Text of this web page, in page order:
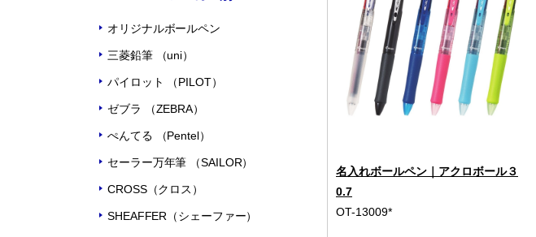
オリジナルボールペン
三菱鉛筆 （uni）
パイロット （PILOT）
ゼブラ （ZEBRA）
ぺんてる （Pentel）
セーラー万年筆 （SAILOR）
CROSS（クロス）
SHEAFFER（シェーファー）
名入れボールペン｜アクロボール３
0.7
OT-13009*